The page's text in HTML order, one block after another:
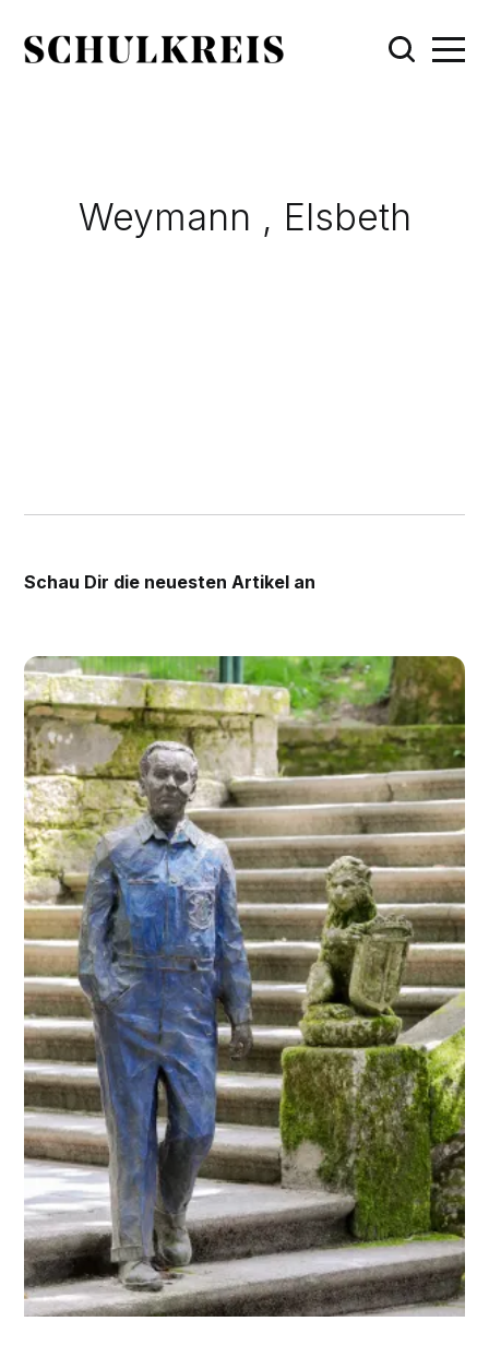
Weymann , Elsbeth
Schau Dir die neuesten Artikel an